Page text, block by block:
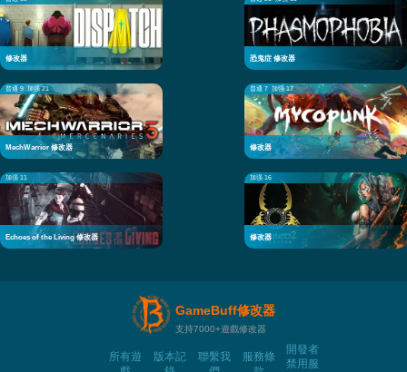
修改器 恐鬼症 修改器
普通 9 加强 21
MechWarrior 修改器
普通 7 加强 17
修改器
加强 11
Echoes of the Living 修改器
加强 16
修改器
GameBuff修改器
支持7000+遊戲修改器
所有遊
版本記
聯繫我
服務條
開發者
禁用服